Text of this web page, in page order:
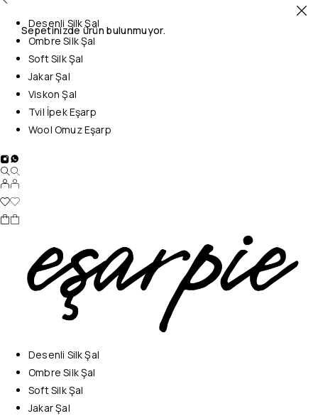
Sepetinizde ürün bulunmuyor.
Desenli Silk Şal
Ombre Silk Şal
Soft Silk Şal
Jakar Şal
Viskon Şal
Tvil İpek Eşarp
Wool Omuz Eşarp
Desenli Silk Şal
Ombre Silk Şal
Soft Silk Şal
Jakar Şal